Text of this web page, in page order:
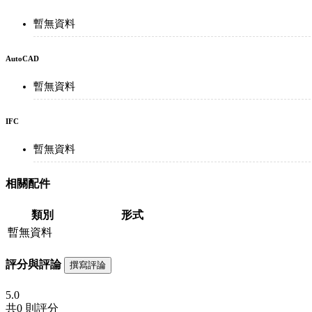
暫無資料
AutoCAD
暫無資料
IFC
暫無資料
相關配件
類別
形式
暫無資料
評分與評論 撰寫評論
5.0
共0 則評分